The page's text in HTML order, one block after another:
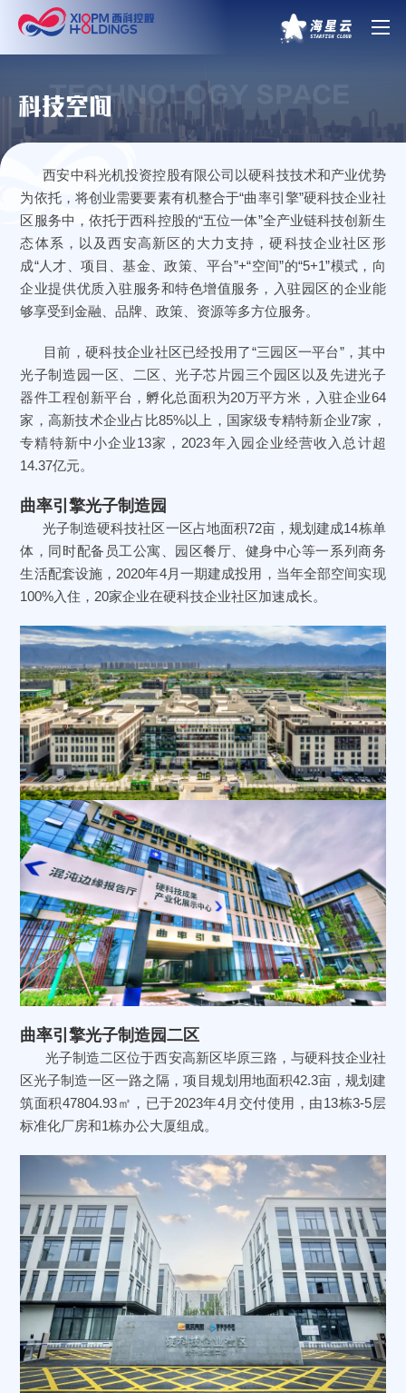
科技空间
TECHNOLOGY SPACE
西安中科光机投资控股有限公司以硬科技技术和产业优势
为依托，将创业需要要素有机整合于“曲率引擎”硬科技企业社
区服务中，依托于西科控股的“五位一体”全产业链科技创新生
态体系，以及西安高新区的大力支持，硬科技企业社区形
成“人才、项目、基金、政策、平台”+“空间”的“5+1”模式，向
企业提供优质入驻服务和特色增值服务，入驻园区的企业能
够享受到金融、品牌、政策、资源等多方位服务。
目前，硬科技企业社区已经投用了“三园区一平台”，其中
光子制造园一区、二区、光子芯片园三个园区以及先进光子
器件工程创新平台，孵化总面积为20万平方米，入驻企业64
家，高新技术企业占比85%以上，国家级专精特新企业7家，
专精特新中小企业13家，2023年入园企业经营收入总计超
14.37亿元。
曲率引擎光子制造园
光子制造硬科技社区一区占地面积72亩，规划建成14栋单
体，同时配备员工公寓、园区餐厅、健身中心等一系列商务
生活配套设施，2020年4月一期建成投用，当年全部空间实现
100%入住，20家企业在硬科技企业社区加速成长。
曲率引擎光子制造园二区
光子制造二区位于西安高新区毕原三路，与硬科技企业社
区光子制造一区一路之隔，项目规划用地面积42.3亩，规划建
筑面积47804.93㎡，已于2023年4月交付使用，由13栋3-5层
标准化厂房和1栋办公大厦组成。